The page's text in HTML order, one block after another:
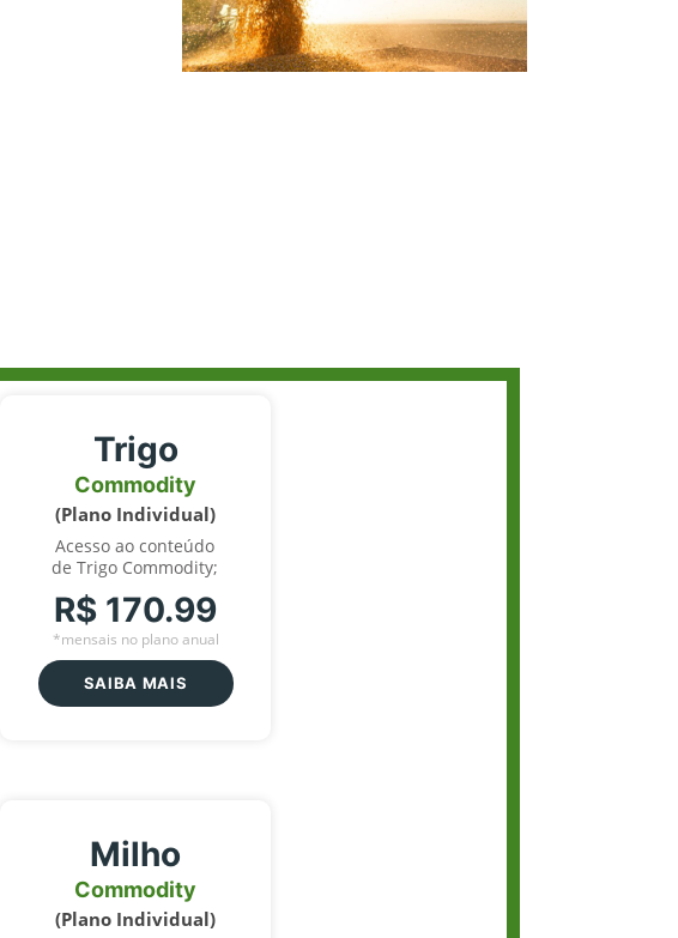
Trigo
Commodity
(Plano Individual)
Acesso ao conteúdo
de Trigo Commodity;
R$ 170.99
*mensais no plano anual
SAIBA MAIS
Milho
Commodity
(Plano Individual)